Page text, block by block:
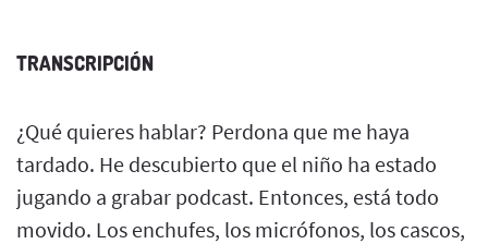
TRANSCRIPCIÓN
¿Qué quieres hablar? Perdona que me haya
tardado. He descubierto que el niño ha estado
jugando a grabar podcast. Entonces, está todo
movido. Los enchufes, los micrófonos, los cascos,